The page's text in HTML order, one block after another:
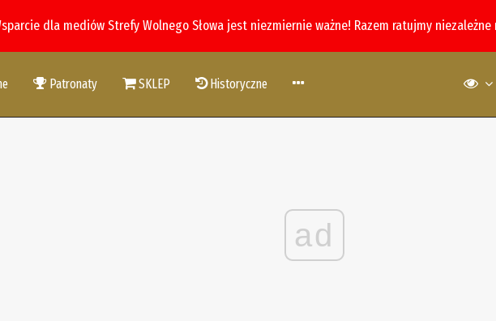
dla mediów Strefy Wolnego Słowa jest niezmiernie ważne! Razem ratujmy
Patronaty SKLEP Historyczne
ad